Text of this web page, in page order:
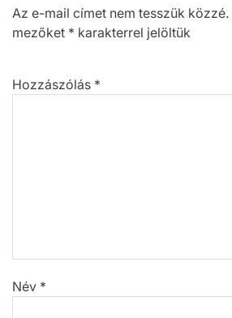
Az e-mail címet nem tesszük közzé.
mezőket * karakterrel jelöltük
Hozzászólás *
Név *